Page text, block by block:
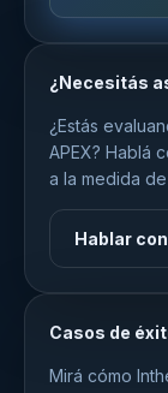
¿Necesitás
¿Estás
APEX? Hablá
a la medida
Hablar
Casos de
Mirá cómo